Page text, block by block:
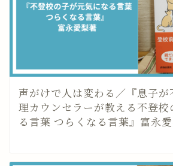
声がけで人は変わる／『息子
理カウンセラーが教える不登校
る言葉 つらくなる言葉』富永